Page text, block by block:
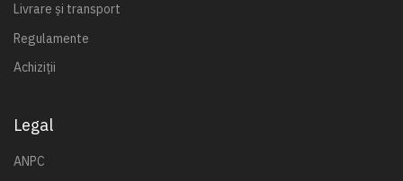
Livrare și transport
Regulamente
Achiziții
Legal
ANPC